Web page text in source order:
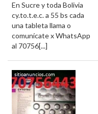
En Sucre y toda Bolivia
cy.to.t.e.c. a 55 bs cada
una tableta llama o
comunícate x WhatsApp
al 70756[...]